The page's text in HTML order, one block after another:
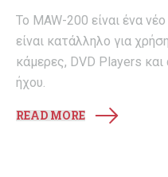
Το MAW-200 είναι ένα
είναι κατάλληλο για
κάμερες, DVD Players
ήχου.
READ MORE